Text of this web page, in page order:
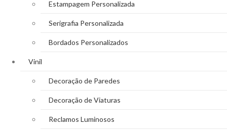
Estampagem Personalizada
Serigrafia Personalizada
Bordados Personalizados
Vinil
Decoração de Paredes
Decoração de Viaturas
Reclamos Luminosos